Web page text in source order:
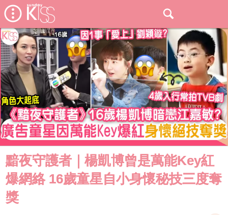
黯夜守護者｜楊凱博曾是萬能Key紅
爆網絡 16歲童星自小身懷秘技三度奪
獎